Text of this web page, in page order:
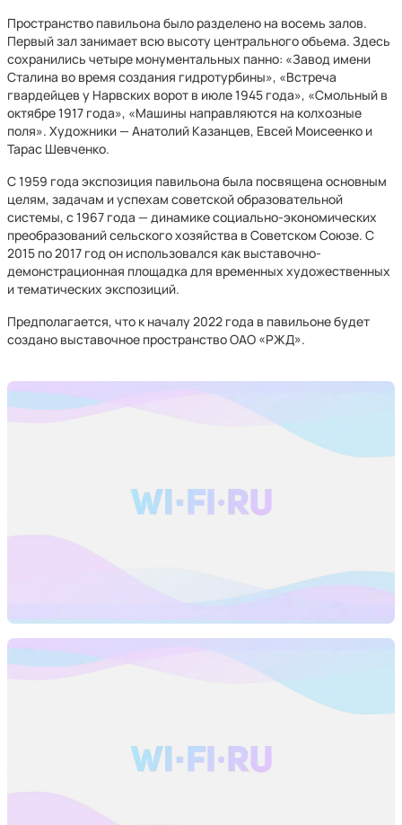
Пространство павильона было разделено на восемь залов.
Первый зал занимает всю высоту центрального объема. Здесь
сохранились четыре монументальных панно: «Завод имени
Сталина во время создания гидротурбины», «Встреча
гвардейцев у Нарвских ворот в июле 1945 года», «Смольный в
октябре 1917 года», «Машины направляются на колхозные
поля». Художники — Анатолий Казанцев, Евсей Моисеенко и
Тарас Шевченко.
С 1959 года экспозиция павильона была посвящена основным
целям, задачам и успехам советской образовательной
системы, с 1967 года — динамике социально-экономических
преобразований сельского хозяйства в Советском Союзе. С
2015 по 2017 год он использовался как выставочно-
демонстрационная площадка для временных художественных
и тематических экспозиций.
Предполагается, что к началу 2022 года в павильоне будет
создано выставочное пространство ОАО «РЖД».